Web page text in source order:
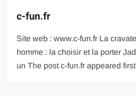
c-fun.fr
Site web : www.c-fun.fr La
homme : la choisir et la porter
un The post c-fun.fr appeared